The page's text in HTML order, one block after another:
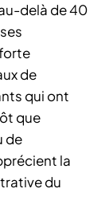
delà de 40
de
qui ont
que
de
la
du